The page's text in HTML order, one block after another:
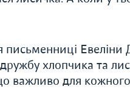
письменниці
хлопчика та
важливо для